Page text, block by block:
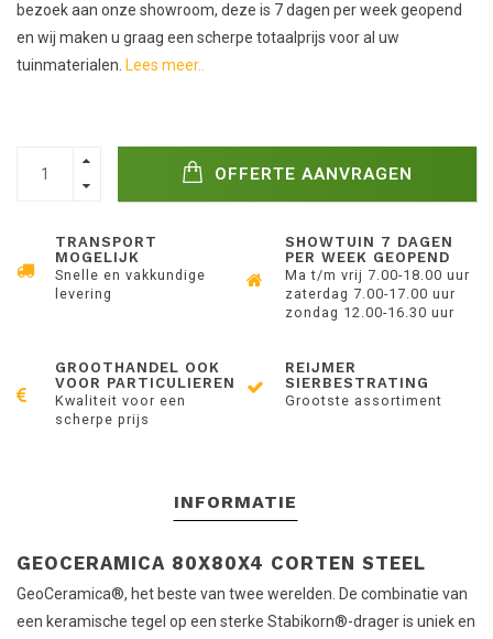
bezoek aan onze showroom, deze is 7 dagen per week geopend
en wij maken u graag een scherpe totaalprijs voor al uw
tuinmaterialen. Lees meer..
OFFERTE AANVRAGEN
TRANSPORT
MOGELIJK
Snelle en vakkundige
levering
SHOWTUIN 7 DAGEN
PER WEEK GEOPEND
Ma t/m vrij 7.00-18.00 uur
zaterdag 7.00-17.00 uur
zondag 12.00-16.30 uur
GROOTHANDEL OOK
VOOR PARTICULIEREN
Kwaliteit voor een
scherpe prijs
REIJMER
SIERBESTRATING
Grootste assortiment
INFORMATIE
GEOCERAMICA 80X80X4 CORTEN STEEL
GeoCeramica®, het beste van twee werelden. De combinatie van
een keramische tegel op een sterke Stabikorn®-drager is uniek en